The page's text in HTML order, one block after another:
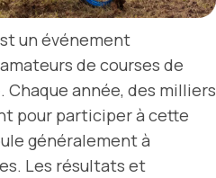
un événement
de courses de
année, des milliers
pour participer à cette
généralement à
Les résultats et